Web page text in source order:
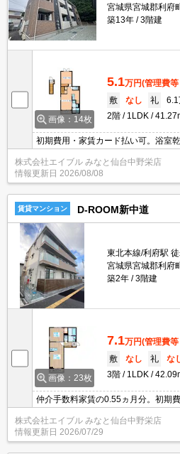
宮城県宮城郡利府
築13年
3階建
画像：14枚
5.1万円(管理費
敷
なし 礼
6.1
2階
1LDK
初期費用・家賃カード払い可。浴室
き。温水洗浄便座付き。物置あり。
賃の0.55ヶ月分(税込)。追焚き機能付
株式会社エイブル みなと仙台中野栄店
情報更新日 2026/08/08
賃貸マンション D-ROOM新中道
東北本線/利府駅
宮城県宮城郡利府
築2年
3階建
画像：23枚
7.1万円(管理費
敷
なし 礼
な
3階
1LDK
仲介手数料家賃の0.55ヵ月分。初期
ク。宅配ボックスあり。大和ハウス
付き。システムキッチン。
株式会社エイブル みなと仙台中野栄店
情報更新日 2026/07/29